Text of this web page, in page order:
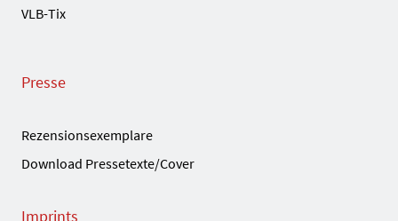
VLB-Tix
Presse
Rezensionsexemplare
Download Pressetexte/Cover
Imprints